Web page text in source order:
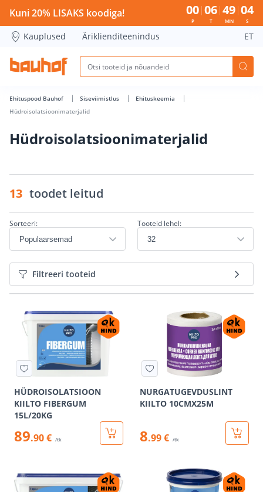
Hüdroisolatsioonimaterjalid - Bauhof has loaded
Kuni 20% LISAKS koodiga! 00
P
06
T
49
MIN
04
S
Kauplused Äriklienditeenindus ET
Ehituspood Bauhof Siseviimistlus
Ehituskeemia
Hüdroisolatsioonimaterjalid
Hüdroisolatsioonimaterjalid
13 toodet leitud
Sorteeri: Tooteid lehel:
Filtreeri tooteid
HÜDROISOLATSIOON
KIILTO FIBERGUM
15L/20KG
89.90 € /tk
NURGATUGEVDUSLINT
KIILTO 10CMX25M
8.99 € /tk